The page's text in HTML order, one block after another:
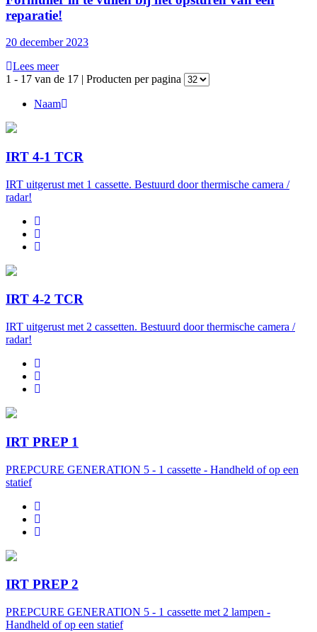
reparatie!
20 december 2023
Lees meer
1 - 17 van de 17 | Producten per pagina
Naam
IRT 4-1 TCR
IRT uitgerust met 1 cassette. Bestuurd door thermische camera /
radar!
IRT 4-2 TCR
IRT uitgerust met 2 cassetten. Bestuurd door thermische camera /
radar!
IRT PREP 1
PREPCURE GENERATION 5 - 1 cassette - Handheld of op een
statief
IRT PREP 2
PREPCURE GENERATION 5 - 1 cassette met 2 lampen -
Handheld of op een statief